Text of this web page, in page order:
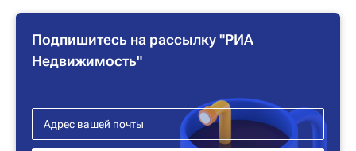
Подпишитесь на рассылку "РИА
Недвижимость"